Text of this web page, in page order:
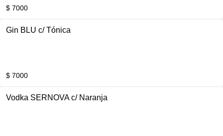
$ 7000
Gin BLU c/ Tónica
$ 7000
Vodka SERNOVA c/ Naranja